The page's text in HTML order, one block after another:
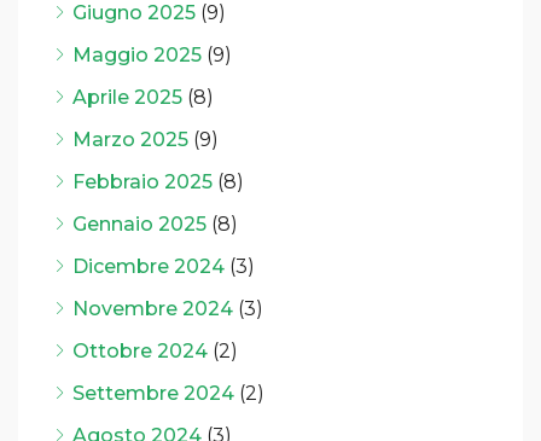
Giugno 2025 (9)
Maggio 2025 (9)
Aprile 2025 (8)
Marzo 2025 (9)
Febbraio 2025 (8)
Gennaio 2025 (8)
Dicembre 2024 (3)
Novembre 2024 (3)
Ottobre 2024 (2)
Settembre 2024 (2)
Agosto 2024 (3)